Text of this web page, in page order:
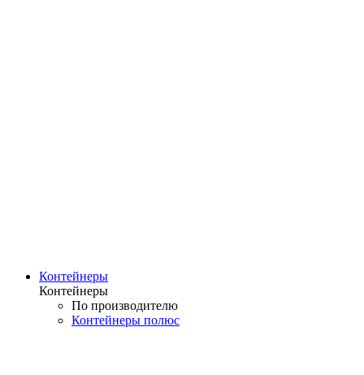
Контейнеры
Контейнеры
По производителю
Контейнеры полюс